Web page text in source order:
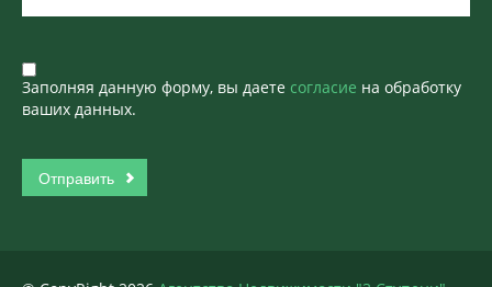
Заполняя данную форму, вы даете согласие на обработку
ваших данных.